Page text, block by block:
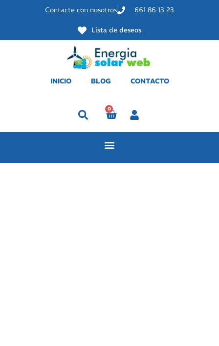
Contacte con nosotros 661 86 13 23
Lista de deseos
INICIO BLOG CONTACTO
0